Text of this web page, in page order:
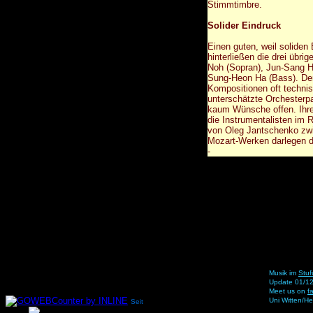
Seit
Stimmtimbre.
Solider Eindruck
Einen guten, weil soliden
hinterließen die drei
Noh (Sopran), Jun-Sang
Sung-Heon Ha (Bass).
Kompositionen oft
unterschätzte
kaum Wünsche offen.
die Instrumentalisten im
von Oleg Jantschenko
Mozart-Werken darlegen
-
Musik im
Update 01/
Meet us on
Uni Witten/